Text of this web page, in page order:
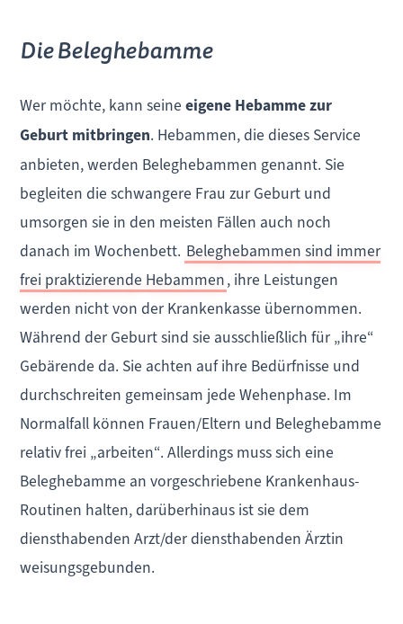
Die Beleghebamme
Wer möchte, kann seineeigene Hebamme zur
Geburt mitbringen. Hebammen, die dieses Service
anbieten, werden Beleghebammen genannt. Sie
begleiten die schwangere Frau zur Geburt und
umsorgen sie in den meisten Fällen auch noch
danach im Wochenbett. Beleghebammen sind immer
frei praktizierende Hebammen, ihre Leistungen
werden nicht von der Krankenkasse übernommen.
Während der Geburt sind sie ausschließlich für „ihre“
Gebärende da. Sie achten auf ihre Bedürfnisse und
durchschreiten gemeinsam jede Wehenphase. Im
Normalfall können Frauen/Eltern und Beleghebamme
relativ frei „arbeiten“. Allerdings muss sich eine
Beleghebamme an vorgeschriebene Krankenhaus-
Routinen halten, darüberhinaus ist sie dem
diensthabenden Arzt/der diensthabenden Ärztin
weisungsgebunden.